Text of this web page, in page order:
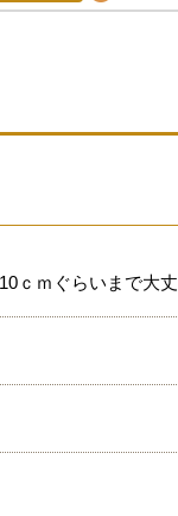
ｃｍぐらいまで大丈